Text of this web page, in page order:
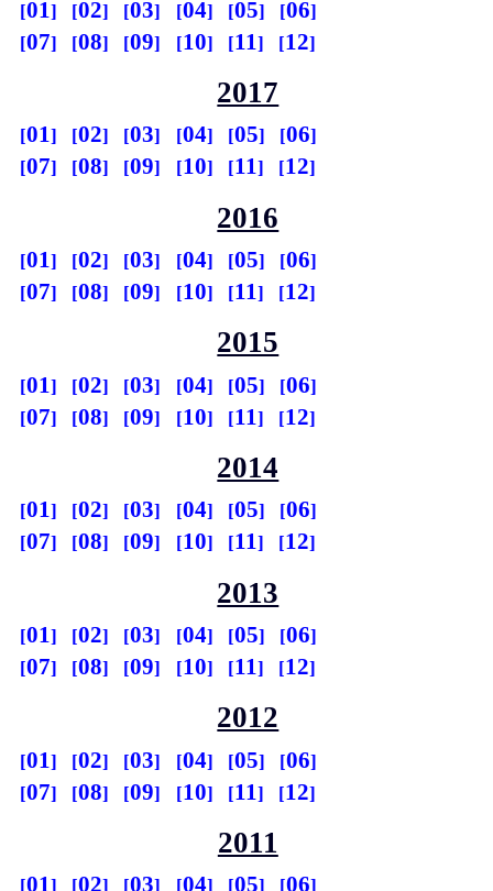
01 02 03 04 05
06
07
08 09 10 11 12
2017
01 02 03 04 05
06
07
08 09 10 11 12
2016
01 02 03 04 05
06
07
08 09 10 11 12
2015
01 02 03 04 05
06
07
08 09 10 11 12
2014
01 02 03 04 05
06
07
08 09 10 11 12
2013
01 02 03 04 05
06
07
08 09 10 11 12
2012
01 02 03 04 05
06
07
08 09 10 11 12
2011
01 02 03 04 05
06